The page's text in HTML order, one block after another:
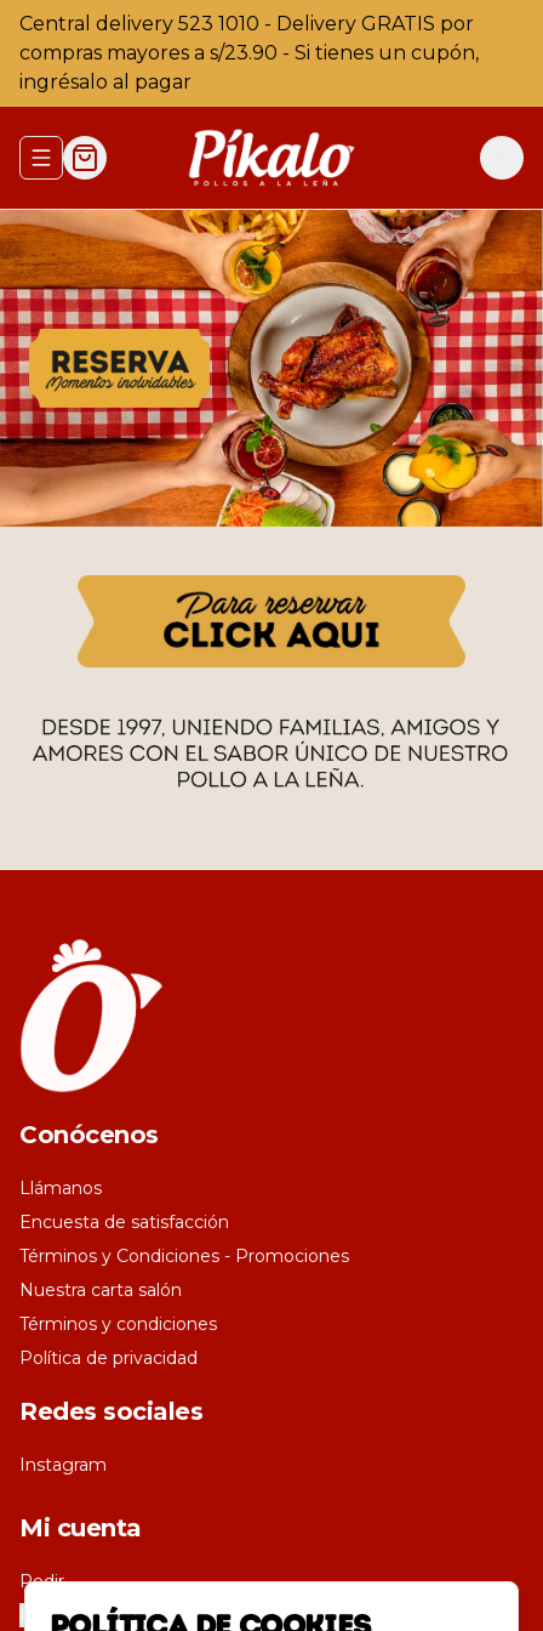
Central delivery 523 1010 - Delivery GRATIS por
compras mayores a s/23.90 - Si tienes un cupón,
ingrésalo al pagar
Abrir menu de navegación
Conócenos
Llámanos
Encuesta de satisfacción
Términos y Condiciones - Promociones
Nuestra carta salón
Términos y condiciones
Política de privacidad
Redes sociales
Instagram
Mi cuenta
Pedir
Iniciar sesión